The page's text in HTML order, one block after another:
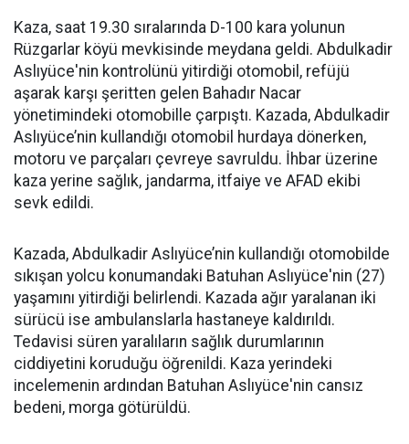
Kaza, saat 19.30 sıralarında D-100 kara yolunun
Rüzgarlar köyü mevkisinde meydana geldi. Abdulkadir
Aslıyüce'nin kontrolünü yitirdiği otomobil, refüjü
aşarak karşı şeritten gelen Bahadır Nacar
yönetimindeki otomobille çarpıştı. Kazada, Abdulkadir
Aslıyüce’nin kullandığı otomobil hurdaya dönerken,
motoru ve parçaları çevreye savruldu. İhbar üzerine
kaza yerine sağlık, jandarma, itfaiye ve AFAD ekibi
sevk edildi.
Kazada, Abdulkadir Aslıyüce’nin kullandığı otomobilde
sıkışan yolcu konumandaki Batuhan Aslıyüce'nin (27)
yaşamını yitirdiği belirlendi. Kazada ağır yaralanan iki
sürücü ise ambulanslarla hastaneye kaldırıldı.
Tedavisi süren yaralıların sağlık durumlarının
ciddiyetini koruduğu öğrenildi. Kaza yerindeki
incelemenin ardından Batuhan Aslıyüce'nin cansız
bedeni, morga götürüldü.